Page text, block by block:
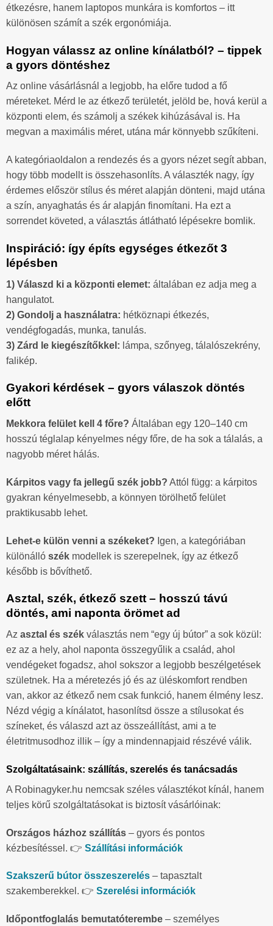
étkezésre, hanem laptopos munkára is komfortos – itt
különösen számít a szék ergonómiája.
Hogyan válassz az online kínálatból? – tippek
a gyors döntéshez
Az online vásárlásnál a legjobb, ha előre tudod a fő
méreteket. Mérd le az étkező területét, jelöld be, hová kerül a
központi elem, és számolj a székek kihúzásával is. Ha
megvan a maximális méret, utána már könnyebb szűkíteni.
A kategóriaoldalon a rendezés és a gyors nézet segít abban,
hogy több modellt is összehasonlíts. A választék nagy, így
érdemes először stílus és méret alapján dönteni, majd utána
a szín, anyaghatás és ár alapján finomítani. Ha ezt a
sorrendet követed, a választás átlátható lépésekre bomlik.
Inspiráció: így építs egységes étkezőt 3
lépésben
1) Válaszd ki a központi elemet: általában ez adja meg a
hangulatot.
2) Gondolj a használatra: hétköznapi étkezés,
vendégfogadás, munka, tanulás.
3) Zárd le kiegészítőkkel: lámpa, szőnyeg, tálalószekrény,
falikép.
Gyakori kérdések – gyors válaszok döntés
előtt
Mekkora felület kell 4 főre? Általában egy 120–140 cm
hosszú téglalap kényelmes négy főre, de ha sok a tálalás, a
nagyobb méret hálás.
Kárpitos vagy fa jellegű szék jobb? Attól függ: a kárpitos
gyakran kényelmesebb, a könnyen törölhető felület
praktikusabb lehet.
Lehet-e külön venni a székeket? Igen, a kategóriában
különálló szék modellek is szerepelnek, így az étkező
később is bővíthető.
Asztal, szék, étkező szett – hosszú távú
döntés, ami naponta örömet ad
Az asztal és szék választás nem “egy új bútor” a sok közül:
ez az a hely, ahol naponta összegyűlik a család, ahol
vendégeket fogadsz, ahol sokszor a legjobb beszélgetések
születnek. Ha a méretezés jó és az üléskomfort rendben
van, akkor az étkező nem csak funkció, hanem élmény lesz.
Nézd végig a kínálatot, hasonlítsd össze a stílusokat és
színeket, és válaszd azt az összeállítást, ami a te
életritmusodhoz illik – így a mindennapjaid részévé válik.
Szolgáltatásaink: szállítás, szerelés és tanácsadás
A Robinagyker.hu nemcsak széles választékot kínál, hanem
teljes körű szolgáltatásokat is biztosít vásárlóinak:
Országos házhoz szállítás – gyors és pontos
kézbesítéssel. 👉 Szállítási információk
Szakszerű bútor összeszerelés – tapasztalt
szakemberekkel. 👉 Szerelési információk
Időpontfoglalás bemutatóterembe – személyes